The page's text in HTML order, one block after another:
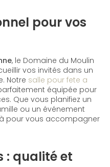
pour vos
, le Domaine du Moulin
vos invités dans un
Notre salle pour fete a
équipée pour
Que vous planifiez un
ou un événement
pour vous accompagner
: qualité et